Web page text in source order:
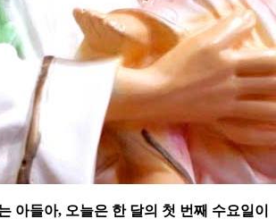
아들아, 오늘은 한 달의 첫 번째 수요일이